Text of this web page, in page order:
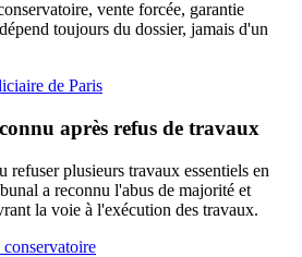
vente forcée, garantie
toujours du dossier, jamais d'un
de Paris
après refus de travaux
refuser plusieurs travaux essentiels en
a reconnu l'abus de majorité et
la voie à l'exécution des travaux.